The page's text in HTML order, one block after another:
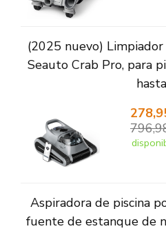
(2025 nuevo)
Seauto Crab Pro, para
Aspiradora de piscina
fuente de estanque de